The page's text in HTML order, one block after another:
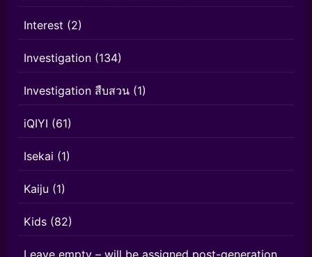
Interest (2)
Investigation (134)
Investigation สืบสวน (1)
iQIYI (61)
Isekai (1)
Kaiju (1)
Kids (82)
Leave empty – will be assigned post-generation